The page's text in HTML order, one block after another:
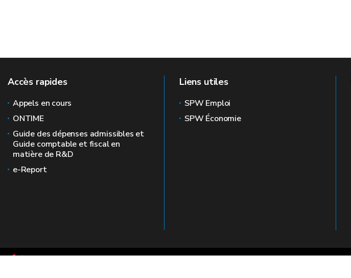
Accès rapides
Appels en cours
ONTIME
Guide des dépenses admissibles et
Guide comptable et fiscal en
matière de R&D
e-Report
Liens utiles
SPW Emploi
SPW Économie